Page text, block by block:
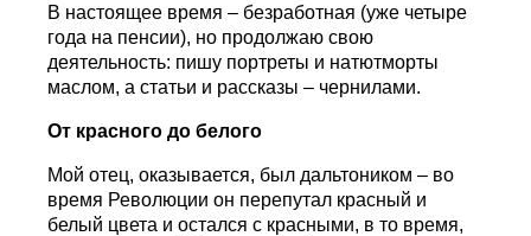
В настоящее время – безработная (уже четыре
года на пенсии), но продолжаю свою
деятельность: пишу портреты и натютморты
маслом, а статьи и рассказы – чернилами.
От красного до белого
Мой отец, оказывается, был дальтоником – во
время Революции он перепутал красный и
белый цвета и остался с красными, в то время,